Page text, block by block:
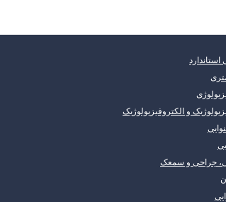
و الکتروفیزیولوژیک
جراحی و سمعک